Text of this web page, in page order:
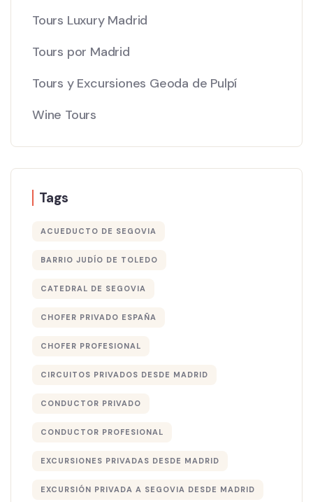
Tours Luxury Madrid
Tours por Madrid
Tours y Excursiones Geoda de Pulpí
Wine Tours
Tags
ACUEDUCTO DE SEGOVIA
BARRIO JUDÍO DE TOLEDO
CATEDRAL DE SEGOVIA
CHOFER PRIVADO ESPAÑA
CHOFER PROFESIONAL
CIRCUITOS PRIVADOS DESDE MADRID
CONDUCTOR PRIVADO
CONDUCTOR PROFESIONAL
EXCURSIONES PRIVADAS DESDE MADRID
EXCURSIÓN PRIVADA A SEGOVIA DESDE MADRID